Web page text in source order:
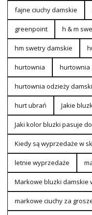
fajne ciuchy damskie
greenpoint h & m
hm swetry damskie
hurtownia hurtownia
hurtownia odzieży
hurt ubrań Jakie
Jaki kolor bluzki pasuje
Kiedy są wyprzedaże w
letnie wyprzedaże
Markowe bluzki damskie
markowe ciuchy za